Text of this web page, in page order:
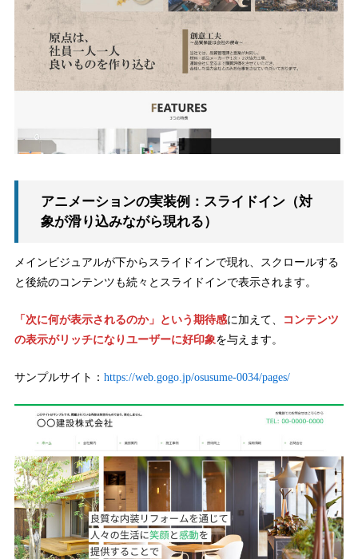
アニメーションの実装例：スライドイン（対
象が滑り込みながら現れる）
メインビジュアルが下からスライドインで現れ、スクロールする
と後続のコンテンツも続々とスライドインで表示されます。
「次に何が表示されるのか」という期待感に加えて、
コンテンツ
の表示がリッチになりユーザーに好印象を与えます。
サンプルサイト： https://web.gogo.jp/osusume-0034/pages/